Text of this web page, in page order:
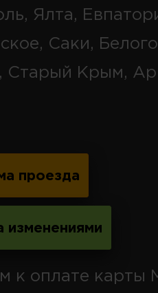
Ялта,
Саки,
Старый Крым,
проезда
изменениями
к оплате карты